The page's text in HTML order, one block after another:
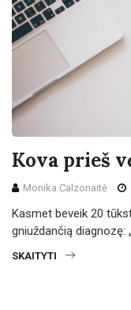
Kova prieš
Monika Calzonaitė
Kasmet beveik 20
gniuždančią diagnozę:
SKAITYTI